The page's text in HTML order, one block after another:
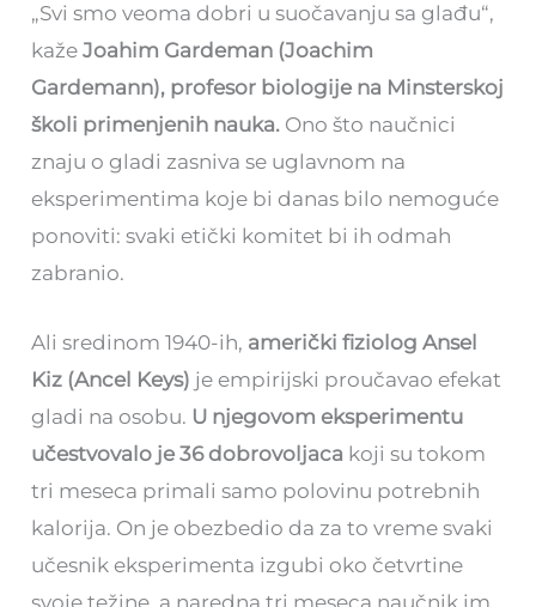
„Svi smo veoma dobri u suočavanju sa glađu“,
kažeJoahim Gardeman (Joachim
Gardemann), profesor biologije na Minsterskoj
školi primenjenih nauka. Ono što naučnici
znaju o gladi zasniva se uglavnom na
eksperimentima koje bi danas bilo nemoguće
ponoviti: svaki etički komitet bi ih odmah
zabranio.
Ali sredinom 1940-ih, američki fiziolog Ansel
Kiz (Ancel Keys) je empirijski proučavao efekat
gladi na osobu. U njegovom eksperimentu
učestvovalo je 36 dobrovoljaca koji su tokom
tri meseca primali samo polovinu potrebnih
kalorija. On je obezbedio da za to vreme svaki
učesnik eksperimenta izgubi oko četvrtine